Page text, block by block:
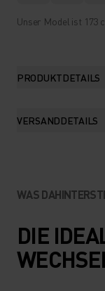
Unser Model ist 173
PRODUKTDETAILS
VERSANDDETAILS
WAS
DIE